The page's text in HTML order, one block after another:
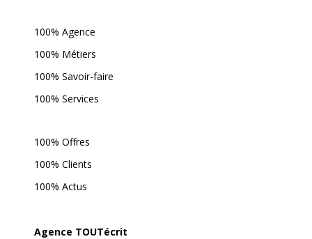
100% Agence
100% Métiers
100% Savoir-faire
100% Services
100% Offres
100% Clients
100% Actus
Agence TOUTécrit